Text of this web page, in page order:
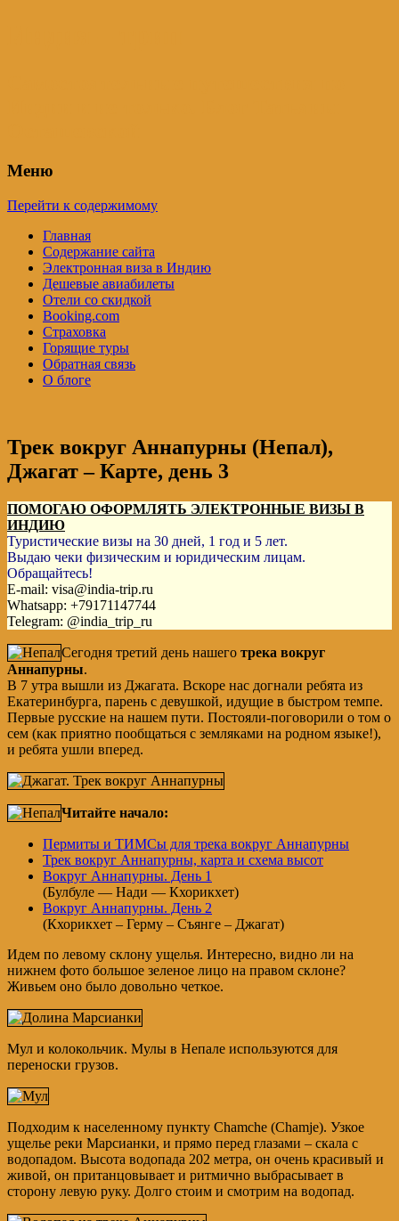
Меню
Перейти к содержимому
Главная
Содержание сайта
Электронная виза в Индию
Дешевые авиабилеты
Отели со скидкой
Booking.com
Страховка
Горящие туры
Обратная связь
О блоге
Трек вокруг Аннапурны (Непал),
Джагат – Карте, день 3
ПОМОГАЮ ОФОРМЛЯТЬ ЭЛЕКТРОННЫЕ ВИЗЫ В
ИНДИЮ
Туристические визы на 30 дней, 1 год и 5 лет.
Выдаю чеки физическим и юридическим лицам.
Обращайтесь!
E-mail: visa@india-trip.ru
Whatsapp: +79171147744
Telegram: @india_trip_ru
Сегодня третий день нашего трека вокруг
Аннапурны.
В 7 утра вышли из Джагата. Вскоре нас догнали ребята из
Екатеринбурга, парень с девушкой, идущие в быстром темпе.
Первые русские на нашем пути. Постояли-поговорили о том о
сем (как приятно пообщаться с земляками на родном языке!),
и ребята ушли вперед.
Читайте начало:
Пермиты и ТИМСы для трека вокруг Аннапурны
Трек вокруг Аннапурны, карта и схема высот
Вокруг Аннапурны. День 1
(Булбуле — Нади — Кхорикхет)
Вокруг Аннапурны. День 2
(Кхорикхет – Герму – Съянге – Джагат)
Идем по левому склону ущелья. Интересно, видно ли на
нижнем фото большое зеленое лицо на правом склоне?
Живьем оно было довольно четкое.
Мул и колокольчик. Мулы в Непале используются для
переноски грузов.
Подходим к населенному пункту Chamche (Chamje). Узкое
ущелье реки Марсианки, и прямо перед глазами – скала с
водопадом. Высота водопада 202 метра, он очень красивый и
живой, он пританцовывает и ритмично выбрасывает в
сторону левую руку. Долго стоим и смотрим на водопад.